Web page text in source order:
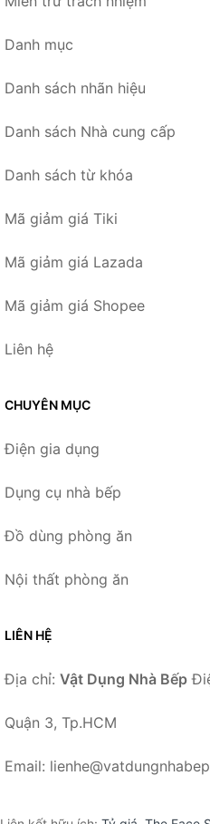
Danh mục
Danh sách nhãn hiệu
Danh sách Nhà cung cấp
Danh sách từ khóa
Mã giảm giá Tiki
Mã giảm giá Lazada
Mã giảm giá Shopee
Liên hệ
CHUYÊN MỤC
Điện gia dụng
Dụng cụ nhà bếp
Đồ dùng phòng ăn
Nội thất phòng ăn
LIÊN HỆ
Địa chỉ: Vật Dụng Nhà Bếp
Quận 3, Tp.HCM
Email: